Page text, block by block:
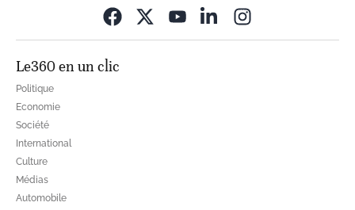
Le360 en un clic
Politique
Economie
Société
International
Culture
Médias
Automobile